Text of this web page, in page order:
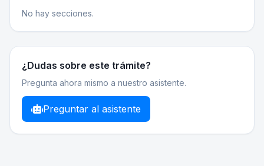
No hay secciones.
¿Dudas sobre este trámite?
Pregunta ahora mismo a nuestro asistente.
Preguntar al asistente